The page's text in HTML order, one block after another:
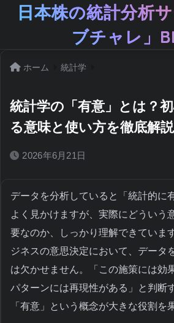
日本株の統計分析
ブチャレ」
ホーム 統計学
統計学の「有意」とは？
る意味と使い方を徹底解説
2026年6月21日
データを分析していると「統計的に
よく見かけますが、実際にどういう
要なのか、しっかり理解できていま
ジネスの意思決定において、データ
は欠かせません。「この施策には効
パターンには再現性がある」と判断
「有意」という概念が大きな役割を